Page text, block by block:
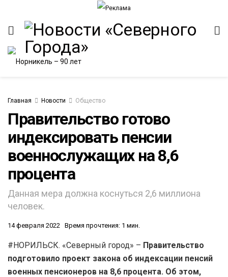
Главная Новости Общество
Правительство готово
индексировать пенсии
военнослужащих на 8,6
процента
Данная мера должна коснуться 2,6 миллиона
человек.
14 февраля 2022 Время прочтения: 1 мин.
#НОРИЛЬСК. «Северный город» – Правительство
подготовило проект закона об индексации пенсий
военных пенсионеров на 8,6 процента. Об этом,